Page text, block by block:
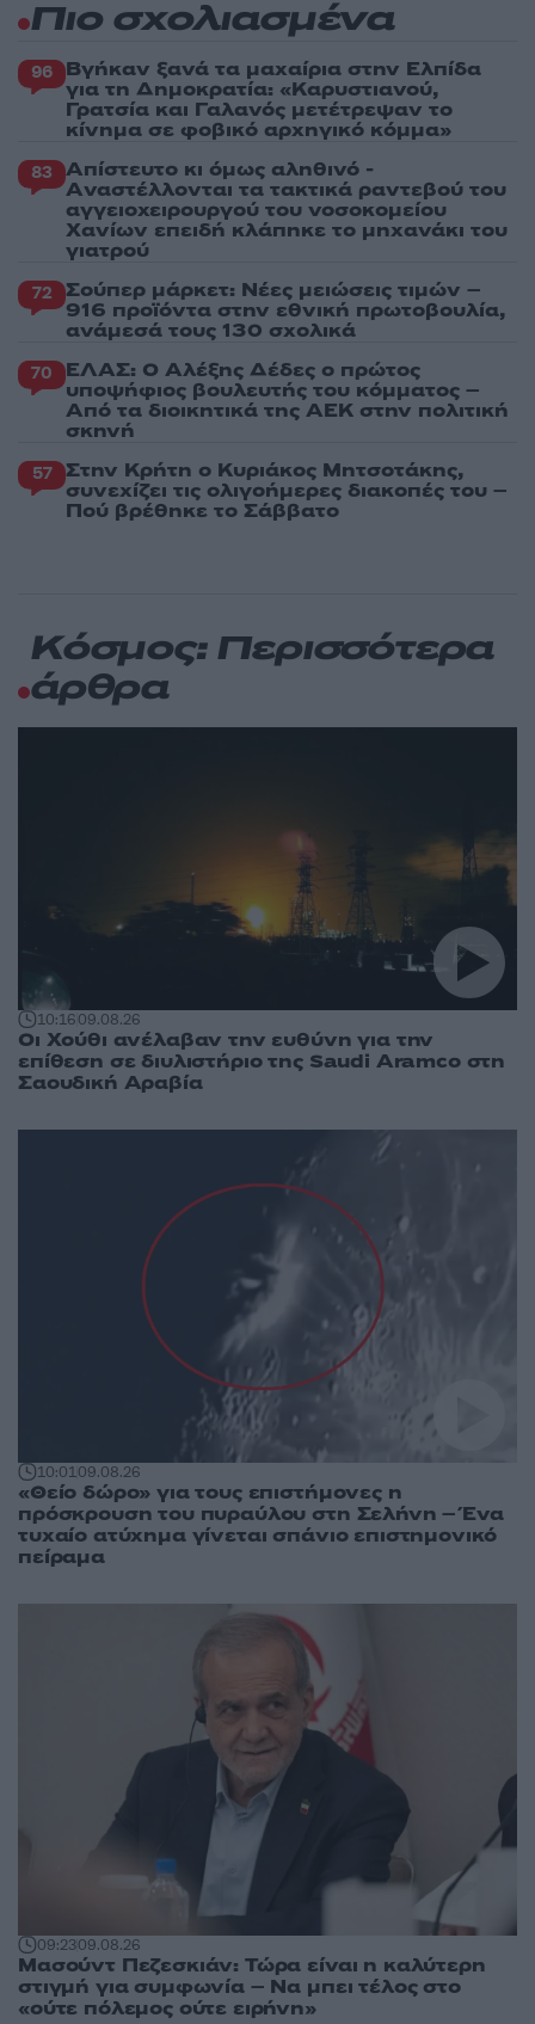
Πιο σχολιασμένα
96 Βγήκαν ξανά τα μαχαίρια στην Ελπίδα
για τη Δημοκρατία: «Καρυστιανού,
Γρατσία και Γαλανός μετέτρεψαν το
κίνημα σε φοβικό αρχηγικό κόμμα»
83 Απίστευτο κι όμως αληθινό -
Aναστέλλονται τα τακτικά ραντεβού του
αγγειοχειρουργού του νοσοκομείου
Χανίων επειδή κλάπηκε το μηχανάκι του
γιατρού
72 Σούπερ μάρκετ: Νέες μειώσεις τιμών –
916 προϊόντα στην εθνική πρωτοβουλία,
ανάμεσά τους 130 σχολικά
70 ΕΛΑΣ: Ο Αλέξης Δέδες ο πρώτος
υποψήφιος βουλευτής του κόμματος –
Από τα διοικητικά της ΑΕΚ στην πολιτική
σκηνή
57 Στην Κρήτη ο Κυριάκος Μητσοτάκης,
συνεχίζει τις ολιγοήμερες διακοπές του –
Πού βρέθηκε το Σάββατο
Κόσμος: Περισσότερα
άρθρα
10:1609.08.26
Οι Χούθι ανέλαβαν την ευθύνη για την
επίθεση σε διυλιστήριο της Saudi Aramco στη
Σαουδική Αραβία
10:0109.08.26
«Θείο δώρο» για τους επιστήμονες η
πρόσκρουση του πυραύλου στη Σελήνη – Ένα
τυχαίο ατύχημα γίνεται σπάνιο επιστημονικό
πείραμα
09:2309.08.26
Μασούντ Πεζεσκιάν: Τώρα είναι η καλύτερη
στιγμή για συμφωνία – Να μπει τέλος στο
«ούτε πόλεμος ούτε ειρήνη»